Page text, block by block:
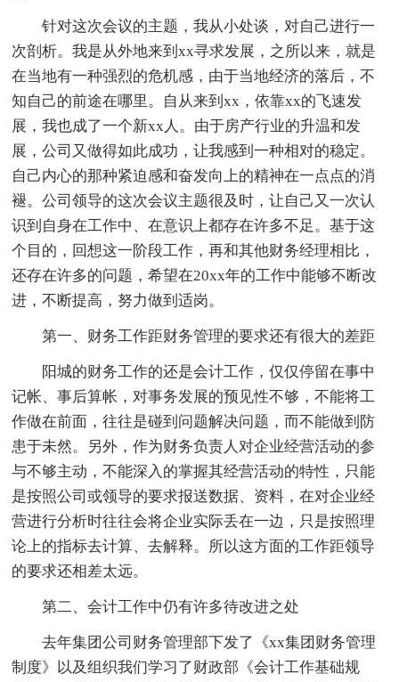
针对这次会议的主题，我从小处谈，对自己进行一
次剖析。我是从外地来到xx寻求发展，之所以来，就是
在当地有一种强烈的危机感，由于当地经济的落后，不
知自己的前途在哪里。自从来到xx，依靠xx的飞速发
展，我也成了一个新xx人。由于房产行业的升温和发
展，公司又做得如此成功，让我感到一种相对的稳定。
自己内心的那种紧迫感和奋发向上的精神在一点点的消
褪。公司领导的这次会议主题很及时，让自己又一次认
识到自身在工作中、在意识上都存在许多不足。基于这
个目的，回想这一阶段工作，再和其他财务经理相比，
还存在许多的问题，希望在20xx年的工作中能够不断改
进，不断提高，努力做到适岗。
第一、财务工作距财务管理的要求还有很大的差距
阳城的财务工作的还是会计工作，仅仅停留在事中
记帐、事后算帐，对事务发展的预见性不够，不能将工
作做在前面，往往是碰到问题解决问题，而不能做到防
患于未然。另外，作为财务负责人对企业经营活动的参
与不够主动，不能深入的掌握其经营活动的特性，只能
是按照公司或领导的要求报送数据、资料，在对企业经
营进行分析时往往会将企业实际丢在一边，只是按照理
论上的指标去计算、去解释。所以这方面的工作距领导
的要求还相差太远。
第二、会计工作中仍有许多待改进之处
去年集团公司财务管理部下发了《xx集团财务管理
制度》以及组织我们学习了财政部《会计工作基础规